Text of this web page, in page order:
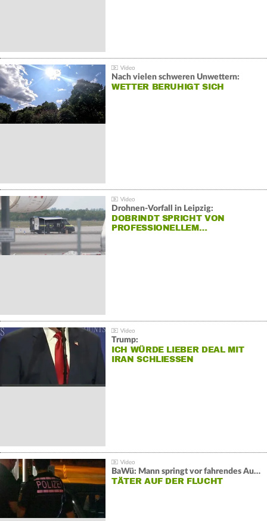
Nach vielen schweren Unwettern:
WETTER BERUHIGT SICH
Drohnen-Vorfall in Leipzig:
DOBRINDT SPRICHT VON
PROFESSIONELLEM…
Trump:
ICH WÜRDE LIEBER DEAL MIT
IRAN SCHLIESSEN
BaWü: Mann springt vor fahrendes Auto und schießt
TÄTER AUF DER FLUCHT